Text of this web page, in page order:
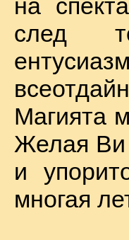
на
след
Магията
Желая Ви
и
многая